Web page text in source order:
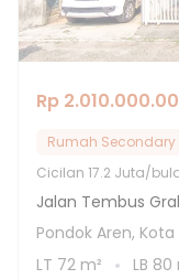
Rp
Rumah Secondary
Cicilan 17.2 Juta/
Jalan Tembus
Pondok Aren,
LT 72 m² LB 80